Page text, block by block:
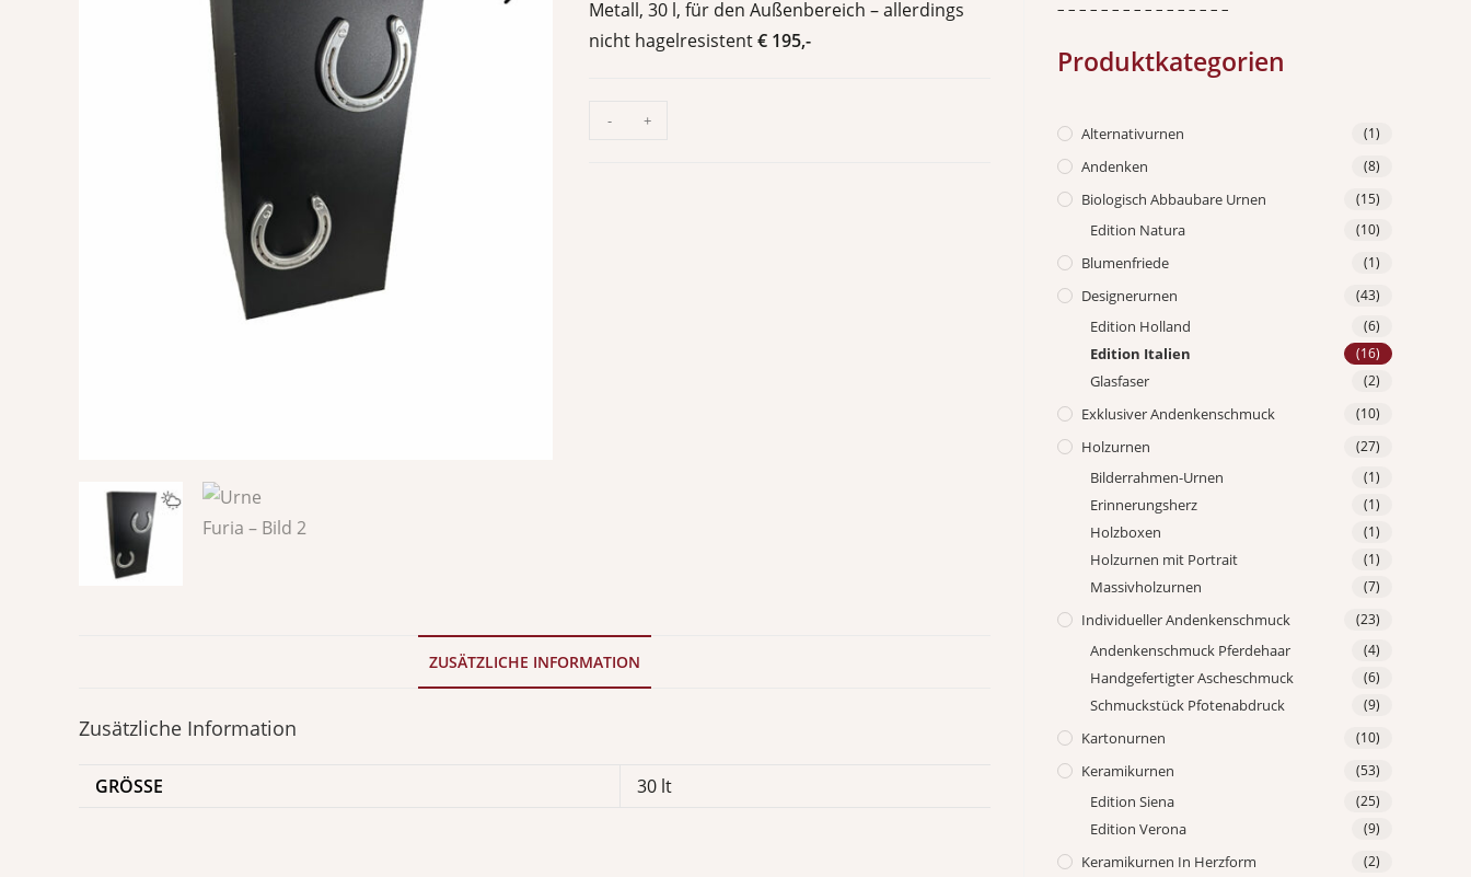
Metall, 30 l, für den Außenbereich – allerdings
nicht hagelresistent€ 195,-
- +
ZUSÄTZLICHE INFORMATION
Zusätzliche Information
GRÖSSE 30 lt
– – – – – – – – – – – – – – – –
Produktkategorien
Alternativurnen (1)
Andenken (8)
Biologisch Abbaubare Urnen (15)
Edition Natura (10)
Blumenfriede (1)
Designerurnen (43)
Edition Holland (6)
Edition Italien (16)
Glasfaser (2)
Exklusiver Andenkenschmuck (10)
Holzurnen (27)
Bilderrahmen-Urnen (1)
Erinnerungsherz (1)
Holzboxen (1)
Holzurnen mit Portrait (1)
Massivholzurnen (7)
Individueller Andenkenschmuck (23)
Andenkenschmuck Pferdehaar (4)
Handgefertigter Ascheschmuck (6)
Schmuckstück Pfotenabdruck (9)
Kartonurnen (10)
Keramikurnen (53)
Edition Siena (25)
Edition Verona (9)
Keramikurnen In Herzform (2)